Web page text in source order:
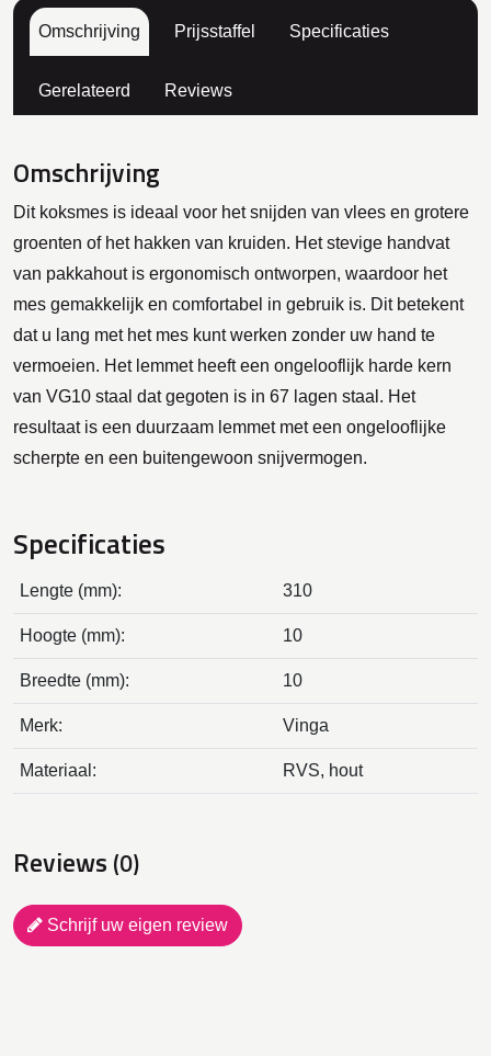
Omschrijving Prijsstaffel Specificaties
Gerelateerd Reviews
Omschrijving
Dit koksmes is ideaal voor het snijden van vlees en grotere
groenten of het hakken van kruiden. Het stevige handvat
van pakkahout is ergonomisch ontworpen, waardoor het
mes gemakkelijk en comfortabel in gebruik is. Dit betekent
dat u lang met het mes kunt werken zonder uw hand te
vermoeien. Het lemmet heeft een ongelooflijk harde kern
van VG10 staal dat gegoten is in 67 lagen staal. Het
resultaat is een duurzaam lemmet met een ongelooflijke
scherpte en een buitengewoon snijvermogen.
Specificaties
Lengte (mm): 310
Hoogte (mm): 10
Breedte (mm): 10
Merk: Vinga
Materiaal: RVS, hout
Reviews (0)
Schrijf uw eigen review